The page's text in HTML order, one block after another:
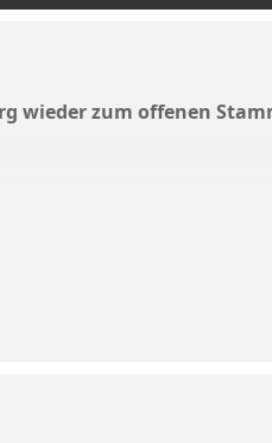
wieder zum offenen